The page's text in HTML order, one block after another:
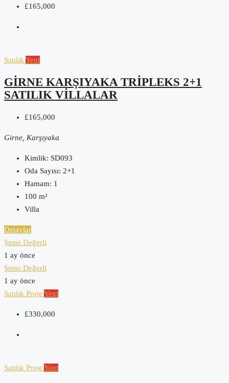
£165,000
Satılık Yeni
GIRNE KARŞIYAKA TRIPLEKS 2+1
SATILIK VILLALAR
£165,000
Girne, Karşıyaka
Kimlik: SD093
Oda Sayısı: 2+1
Hamam: 1
100 m²
Villa
Detaylar
Şems Değerli
1 ay önce
Şems Değerli
1 ay önce
Satılık Proje Yeni
£330,000
Satılık Proje Yeni